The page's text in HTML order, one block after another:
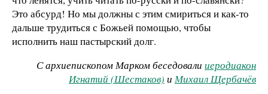
Это абсурд! Но мы должны с этим смириться и как-то
дальше трудиться с Божьей помощью, чтобы
исполнить наш пастырский долг.
С архиепископом Марком беседовали иеродиакон
Игнатий (Шестаков) и Михаил Щербачёв